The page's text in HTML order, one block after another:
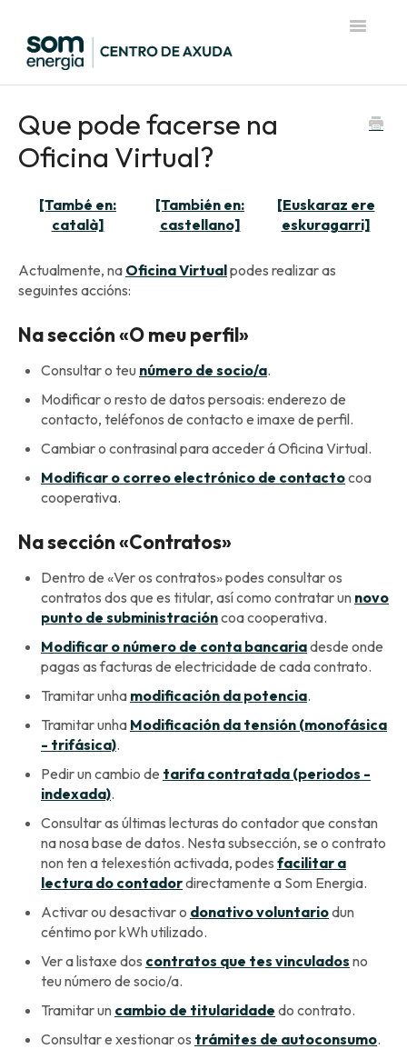
Toggle
Que pode facerse na
Oficina Virtual?
[També en:
català]
[También en:
castellano]
[Euskaraz ere
eskuragarri]
Actualmente, na Oficina Virtualpodes realizar as
seguintes accións:
Na sección «O meu perfil»
Consultar o teu número de socio/a.
Modificar o resto de datos persoais: enderezo de
contacto, teléfonos de contacto e imaxe de perfil.
Cambiar o contrasinal para acceder á Oficina Virtual.
Modificar o correo electrónico de contactocoa
cooperativa.
Na sección «Contratos»
Dentro de «Ver os contratos» podes consultar os
contratos dos que es titular, así como contratar un novo
punto de subministracióncoa cooperativa.
Modificar o número de conta bancariadesde onde
pagas as facturas de electricidade de cada contrato.
Tramitar unha modificación da potencia.
Tramitar unha Modificación da tensión (monofásica
- trifásica).
Pedir un cambio de tarifa contratada (periodos -
indexada).
Consultar as últimas lecturas do contador que constan
na nosa base de datos. Nesta subsección, se o contrato
non ten a telexestión activada, podes facilitar a
lectura do contadordirectamente a Som Energia.
Activar ou desactivar o donativo voluntariodun
céntimo por kWh utilizado.
Ver a listaxe dos contratos que tes vinculados no
teu número de socio/a.
Tramitar un cambio de titularidade do contrato.
Consultar e xestionar os trámites de autoconsumo.